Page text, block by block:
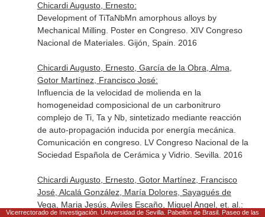
Chicardi Augusto, Ernesto:
Development of TiTaNbMn amorphous alloys by
Mechanical Milling. Poster en Congreso. XIV Congreso
Nacional de Materiales. Gijón, Spain. 2016
Chicardi Augusto, Ernesto, García de la Obra, Alma,
Gotor Martínez, Francisco José:
Influencia de la velocidad de molienda en la
homogeneidad composicional de un carbonitruro
complejo de Ti, Ta y Nb, sintetizado mediante reacción
de auto-propagación inducida por energía mecánica.
Comunicación en congreso. LV Congreso Nacional de la
Sociedad Española de Cerámica y Vidrio. Sevilla. 2016
Chicardi Augusto, Ernesto, Gotor Martínez, Francisco
José, Alcalá González, María Dolores, Sayagués de
Vega, Maria Jesús, Aviles Escaño, Miguel Angel, et. al.:
Vicerrectorado de Investigación. Universidad de Sevilla. Pabellón de Brasil. Paseo de las